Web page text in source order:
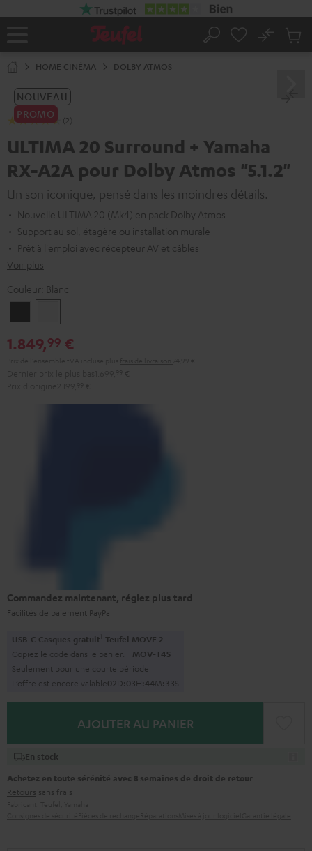
Page
Rechercher
No
HOME CINÉMA DOLBY ATMOS
NOUVEAU
PROMO
(2)
ULTIMA 20 Surround + Yamaha
RX-A2A pour Dolby Atmos "5.1.2"
Un son iconique, pensé dans les moindres détails.
Nouvelle ULTIMA 20 (Mk4) en pack Dolby Atmos
Support au sol, étagère ou installation murale
Prêt à l'emploi avec récepteur AV et câbles
Voir plus
Couleur: Blanc
1.849,99 €
Commandez maintenant, réglez plus tard
Facilités de paiement PayPal
USB-C Casques gratuit1 Teufel MOVE 2
Copiez le code dans le panier. MOV-T4S
Seulement pour une courte période
L’offre est encore valable02D:03H:44M: 32S
AJOUTER AU PANIER
En stock
Achetez en toute sérénité avec 8 semaines de droit de retour
Retours sans frais